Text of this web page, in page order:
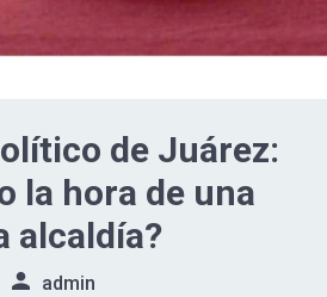
de Juárez:
la hora de una
alcaldía?
admin